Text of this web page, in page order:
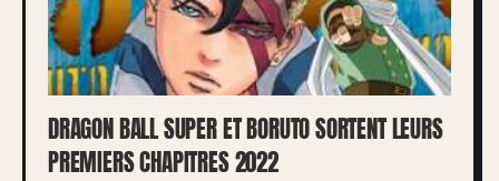
DRAGON BALL SUPER ET BORUTO SORTENT LEURS
PREMIERS CHAPITRES 2022